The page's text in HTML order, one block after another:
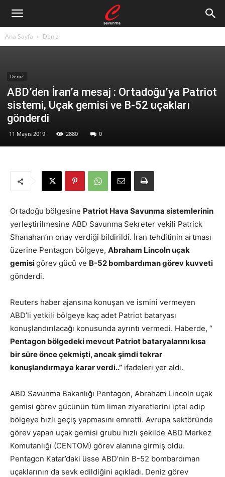
Ana Sayfa Deniz
Deniz
ABD’den İran’a mesaj : Ortadoğu’ya Patriot
sistemi, Uçak gemisi ve B-52 uçakları
gönderdi
11 Mayıs 2019 2880 0
Ortadoğu bölgesine Patriot Hava Savunma sistemlerinin
yerleştirilmesine ABD Savunma Sekreter vekili Patrick
Shanahan’ın onay verdiği bildirildi. İran tehditinin artması
üzerine Pentagon bölgeye, Abraham Lincoln uçak
gemisigörev gücü ve B-52 bombardıman görev kuvveti
gönderdi.
Reuters haber ajansına konuşan ve ismini vermeyen
ABD’li yetkili bölgeye kaç adet Patriot bataryası
konuşlandırılacağı konusunda ayrıntı vermedi. Haberde, “
Pentagon bölgedeki mevcut Patriot bataryalarını kısa
bir süre önce çekmişti, ancak şimdi tekrar
konuşlandırmaya karar verdi..” ifadeleri yer aldı.
ABD Savunma Bakanlığı Pentagon, Abraham Lincoln uçak
gemisi görev gücünün tüm liman ziyaretlerini iptal edip
bölgeye hızlı geçiş yapmasını emretti. Avrupa sektöründe
görev yapan uçak gemisi grubu hızlı şekilde ABD Merkez
Komutanlığı (CENTOM) görev alanına girmiş oldu.
Pentagon Katar’daki üsse ABD’nin B-52 bombardıman
uçaklarının da sevk edildiğini açıkladı. Deniz görev